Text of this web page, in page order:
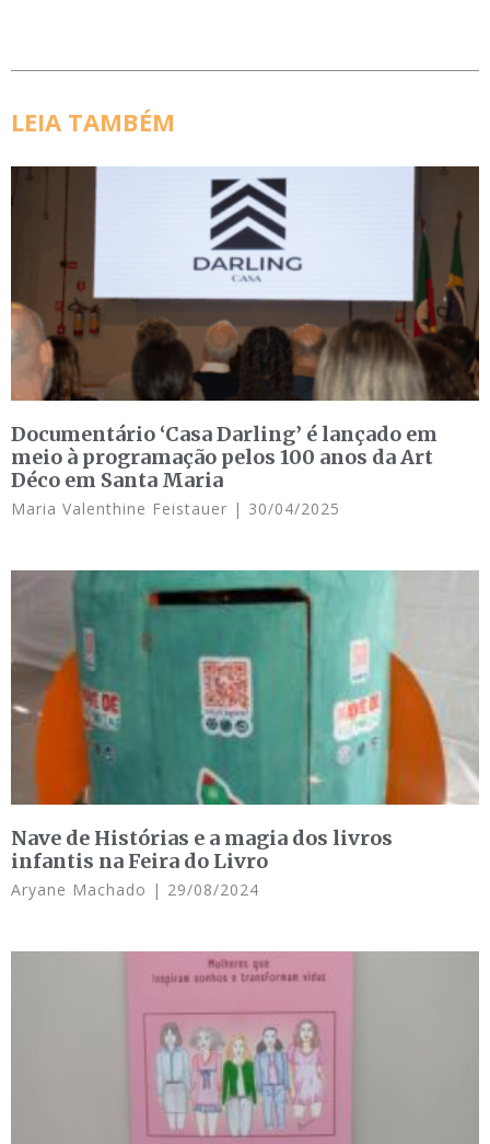
LEIA TAMBÉM
Documentário ‘Casa Darling’ é lançado em
meio à programação pelos 100 anos da Art
Déco em Santa Maria
Maria Valenthine Feistauer 30/04/2025
Nave de Histórias e a magia dos livros
infantis na Feira do Livro
Aryane Machado 29/08/2024